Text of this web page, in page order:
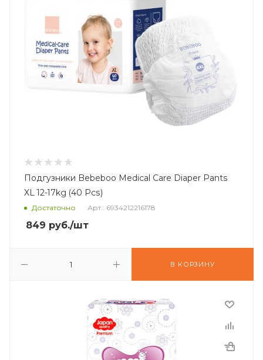
Подгузники Bebeboo Medical Care Diaper Pants
XL 12-17kg (40 Pcs)
Достаточно Арт.: 6934212216178
849 руб./шт
В КОРЗИНУ